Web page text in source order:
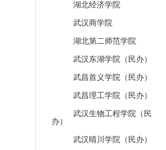
湖北经济学院
武汉商学院
湖北第二师范学院
武汉东湖学院（民办）
武昌首义学院（民办）
武昌理工学院（民办）
武汉生物工程学院（民
办）
武汉晴川学院（民办）